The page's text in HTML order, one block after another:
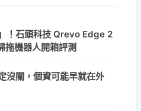
！石頭科技 Qrevo Edge 2
拖機器人開箱評測
沒關，個資可能早就在外